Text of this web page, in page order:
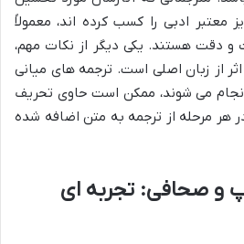
معتبر ادبی را کسب کرده اند، معمولاً
و دقت هستند. یکی دیگر از نکات مهم،
از زبان اصلی است. ترجمه های میانی
می شوند، ممکن است حاوی تحریف
هر مرحله از ترجمه به متن اضافه شده
و صحافی: تجربه ای